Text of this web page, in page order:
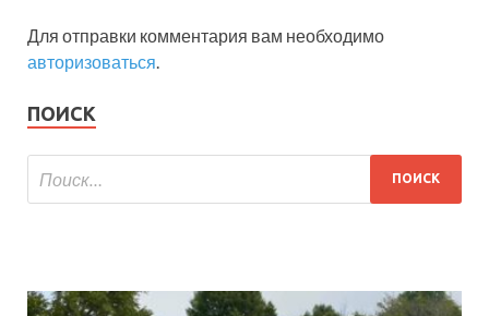
Для отправки комментария вам необходимо
авторизоваться
ПОИСК